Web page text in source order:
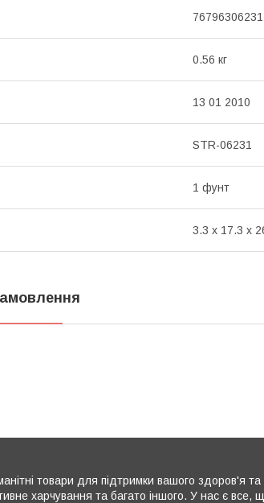
0.56 кг
13 01 2010
STR-06231
1 фунт
3.3 x 17.3 x
товари для підтримки вашого здоров'я
харчування та багато іншого. У нас є